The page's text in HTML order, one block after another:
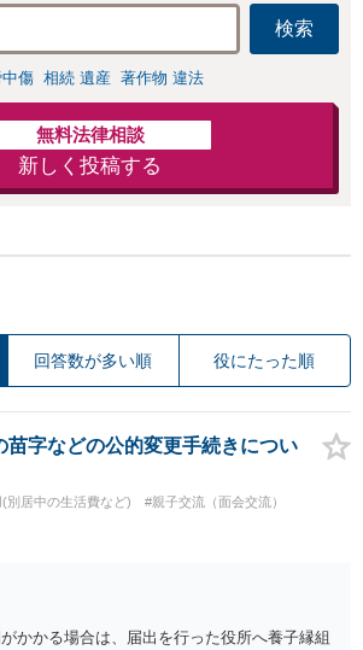
検索
傷 相続 遺産 著作物 違法
無料法律相談
新しく投稿する
回答数が多い順 役にたった順
苗字などの公的変更手続きについ
別居中の生活費など)
#親子交流（面会交流）
かかる場合は、届出を行った役所へ養子縁組